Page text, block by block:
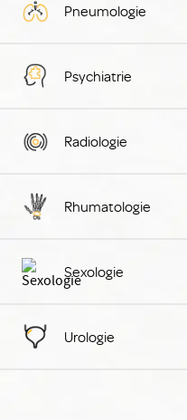
Pneumologie
Psychiatrie
Radiologie
Rhumatologie
Sexologie
Urologie